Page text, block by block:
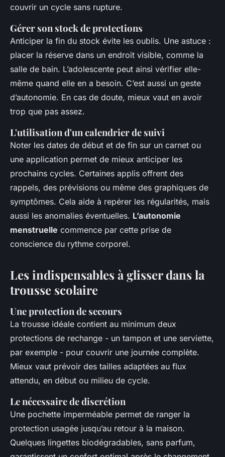
couvrir un cycle sans rupture.
Gérer son stock de protections
Anticiper la fin du stock évite les oublis. Une astuce :
placer la réserve dans un endroit visible, comme la
salle de bain. L’adolescente peut ainsi vérifier elle-
même quand elle en a besoin. C’est aussi un geste
d’autonomie. En cas de doute, mieux vaut en avoir
trop que pas assez.
L'utilisation d'un calendrier de suivi
Noter les dates de début et de fin sur un carnet ou
une application permet de mieux anticiper les
prochains cycles. Certaines applis offrent des
rappels, des prévisions ou même des graphiques de
symptômes. Cela aide à repérer les régularités, mais
aussi les anomalies éventuelles. L’autonomie
menstruelle commence par cette prise de
conscience du rythme corporel.
Les indispensables à glisser dans la
trousse scolaire
Une protection de secours
La trousse idéale contient au minimum deux
protections de rechange - un tampon et une serviette,
par exemple - pour couvrir une journée complète.
Mieux vaut prévoir des tailles adaptées au flux
attendu, en début ou milieu de cycle.
Le nécessaire de discrétion
Une pochette imperméable permet de ranger la
protection usagée jusqu’au retour à la maison.
Quelques lingettes biodégradables, sans parfum,